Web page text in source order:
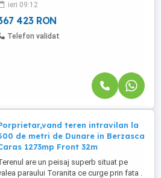
de aproximativ 30 ml atât către
cât și către malul Dunării, ...
ieri 09:12
423 RON
Telefon validat
teren intravilan la
de metri de Dunare in Berzasca
1273mp Front 32m
are un peisaj superb situat pe
paraului Toranita ce curge prin fata .